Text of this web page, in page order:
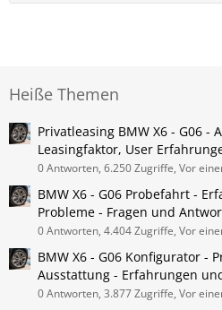
Heiße Themen
Privatleasing BMW X6 - G06 -
Leasingfaktor, User
0 Antworten, 6.250 Zugriffe, Vor
BMW X6 - G06 Probefahrt -
Probleme - Fragen und
0 Antworten, 4.404 Zugriffe, Vor
BMW X6 - G06 Konfigurator -
Ausstattung - Erfahrungen
0 Antworten, 3.877 Zugriffe, Vor